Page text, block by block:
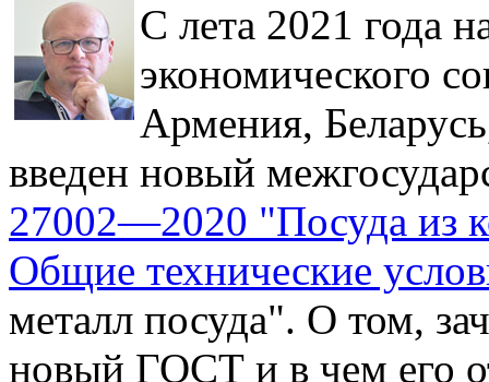
С лета 2021 года
экономического
Армения,
введен новый
27002—2020 "Посуда из
Общие технические
металл посуда". О том,
новый ГОСТ и в чем его